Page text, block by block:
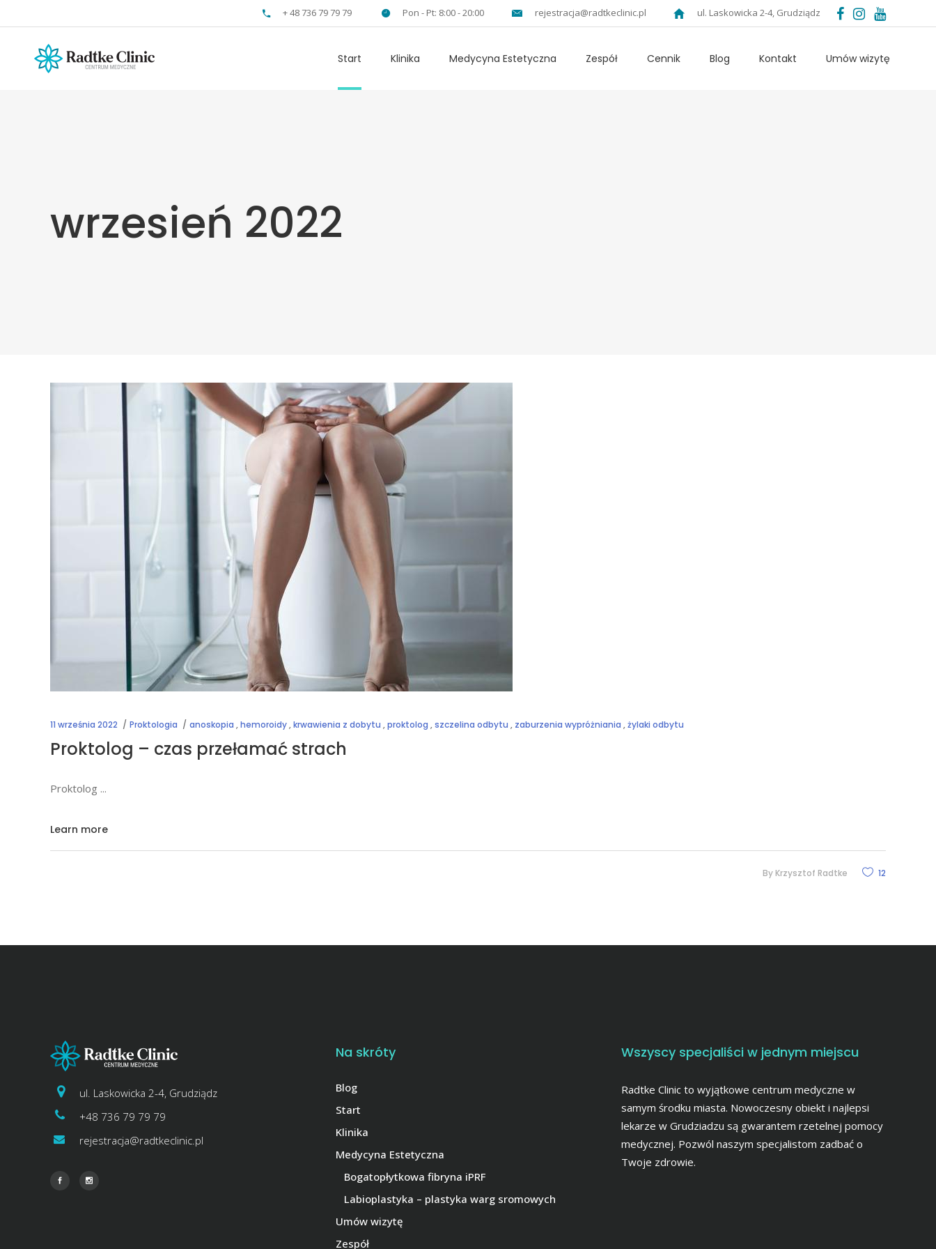
+ 48 736 79 79 79 Pon - Pt: 8:00 - 20:00 rejestracja@radtkeclinic.pl ul. Laskowicka 2-4, Grudziądz
Start Klinika Medycyna Estetyczna Zespół Cennik Blog Kontakt Umów wizytę
wrzesień 2022
11 września 2022 Proktologia anoskopia ,hemoroidy,krwawienia z dobytu ,proktolog ,szczelina odbytu , zaburzenia wypróżniania ,żylaki odbytu
Proktolog – czas przełamać strach
Proktolog
Learn more
By Krzysztof Radtke 12
ul. Laskowicka 2-4, Grudziądz
+48 736 79 79 79
rejestracja@radtkeclinic.pl
Na skróty
Blog
Start
Klinika
Medycyna Estetyczna
Bogatopłytkowa fibryna iPRF
Labioplastyka – plastyka warg sromowych
Umów wizytę
Zespół
Wszyscy specjaliści w jednym miejscu
Radtke Clinic to wyjątkowe centrum medyczne w
samym środku miasta. Nowoczesny obiekt i najlepsi
lekarze w Grudziadzu są gwarantem rzetelnej pomocy
medycznej. Pozwól naszym specjalistom zadbać o
Twoje zdrowie.